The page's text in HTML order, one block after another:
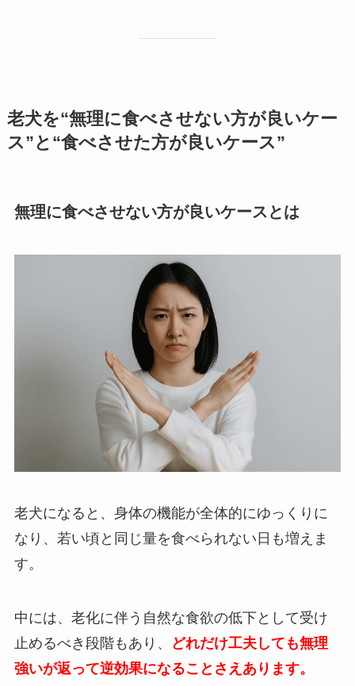
老犬を“無理に食べさせない方が良いケー
ス”と“食べさせた方が良いケース”
無理に食べさせない方が良いケースとは
老犬になると、身体の機能が全体的にゆっくりに
なり、若い頃と同じ量を食べられない日も増えま
す。
中には、老化に伴う自然な食欲の低下として受け
止めるべき段階もあり、
どれだけ工夫しても無理
強いが返って逆効果になることさえあります。